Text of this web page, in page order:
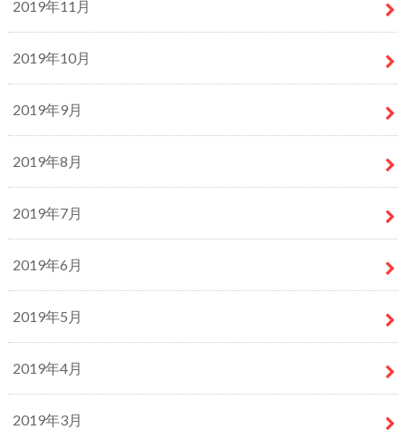
2019年11月
2019年10月
2019年9月
2019年8月
2019年7月
2019年6月
2019年5月
2019年4月
2019年3月